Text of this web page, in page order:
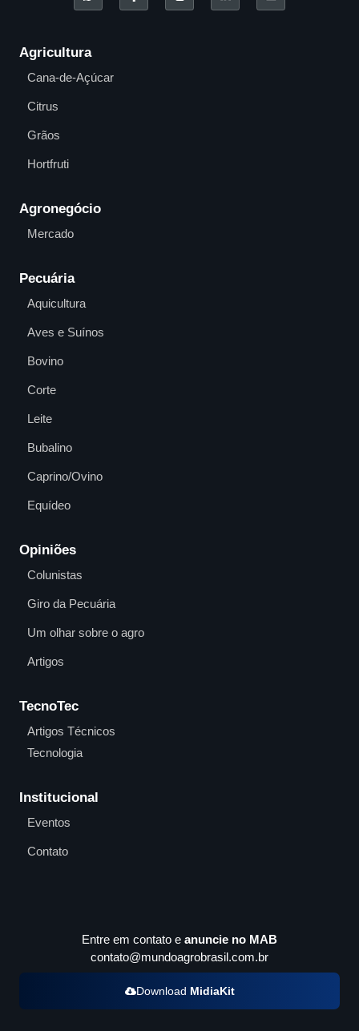
Agricultura
Cana-de-Açúcar
Citrus
Grãos
Hortfruti
Agronegócio
Mercado
Pecuária
Aquicultura
Aves e Suínos
Bovino
Corte
Leite
Bubalino
Caprino/Ovino
Equídeo
Opiniões
Colunistas
Giro da Pecuária
Um olhar sobre o agro
Artigos
TecnoTec
Artigos Técnicos
Tecnologia
Institucional
Eventos
Contato
Entre em contato e anuncie no MAB
contato@mundoagrobrasil.com.br
Download MidiaKit